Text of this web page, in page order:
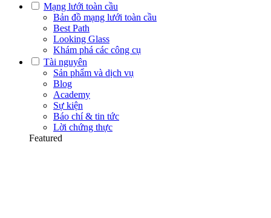
Mạng lưới toàn cầu
Bản đồ mạng lưới toàn cầu
Best Path
Looking Glass
Khám phá các công cụ
Tài nguyên
Sản phẩm và dịch vụ
Blog
Academy
Sự kiện
Báo chí & tin tức
Lời chứng thực
Featured